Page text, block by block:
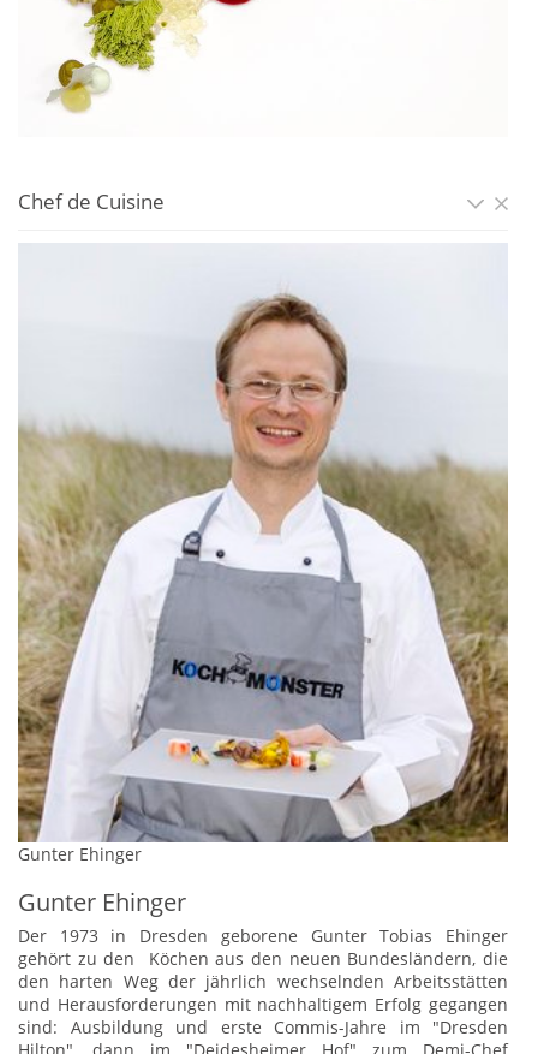
Chef de Cuisine
Gunter Ehinger
Gunter Ehinger
Der 1973 in Dresden geborene Gunter Tobias Ehinger
gehört zu den Köchen aus den neuen Bundesländern, die
den harten Weg der jährlich wechselnden Arbeitsstätten
und Herausforderungen mit nachhaltigem Erfolg gegangen
sind: Ausbildung und erste Commis-Jahre im "Dresden